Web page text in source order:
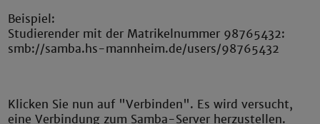
Beispiel:
Studierender mit der Matrikelnummer 98765432:
smb://samba.hs-mannheim.de/users/98765432
Klicken Sie nun auf "Verbinden". Es wird versucht,
eine Verbindung zum Samba-Server herzustellen.